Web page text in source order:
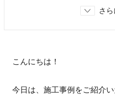
さ
こんにちは！
今日は、施工事例をご紹介い